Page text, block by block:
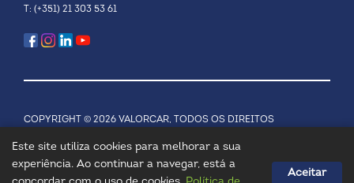
T: (+351) 21 303 53 61
COPYRIGHT © 2026 VALORCAR, TODOS OS DIREITOS
Este site utiliza cookies para melhorar a sua
experiência. Ao continuar a navegar, está a
Aceitar